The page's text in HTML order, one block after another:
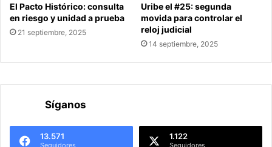
El Pacto Histórico: consulta
en riesgo y unidad a prueba
21 septiembre, 2025
Uribe el #25: segunda
movida para controlar el
reloj judicial
14 septiembre, 2025
Síganos
13.571
Seguidores
1.122
Seguidores